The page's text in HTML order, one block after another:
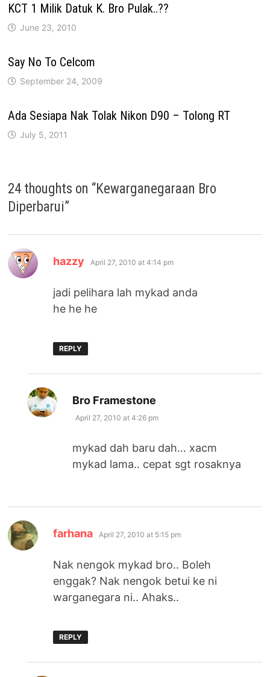
KCT 1 Milik Datuk K. Bro Pulak..??
June 23, 2010
Say No To Celcom
September 24, 2009
Ada Sesiapa Nak Tolak Nikon D90 – Tolong RT
July 5, 2011
24 thoughts on “Kewarganegaraan Bro
Diperbarui”
hazzy says:
April 27, 2010 at 4:14 pm
jadi pelihara lah mykad anda
he he he
REPLY
Bro Framestone
April 27, 2010 at 4:26 pm
mykad dah baru dah… xacm
mykad lama.. cepat sgt rosaknya
farhana says:
April 27, 2010 at 5:15 pm
Nak nengok mykad bro.. Boleh
enggak? Nak nengok betui ke ni
warganegara ni.. Ahaks..
REPLY